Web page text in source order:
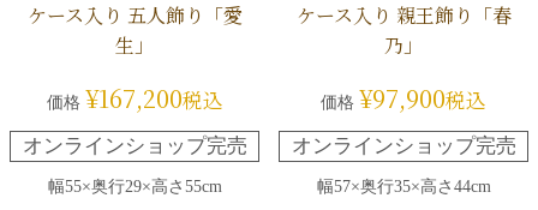
ケース入り 五人飾り「愛
生」
価格 ¥167,200税込
オンラインショップ完売
幅55×奥行29×高さ55cm
ケース入り 親王飾り「春
乃」
価格 ¥97,900税込
オンラインショップ完売
幅57×奥行35×高さ44cm